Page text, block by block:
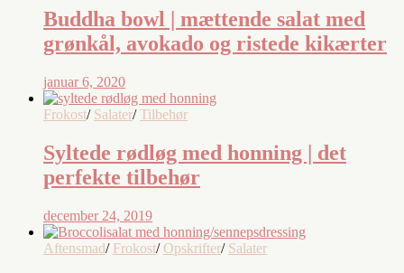
Buddha bowl | mættende salat med
grønkål, avokado og ristede kikærter
januar 6, 2020
Frokost/ Salater/ Tilbehør
Syltede rødløg med honning | det
perfekte tilbehør
december 24, 2019
Aftensmad/ Frokost/ Opskrifter/ Salater